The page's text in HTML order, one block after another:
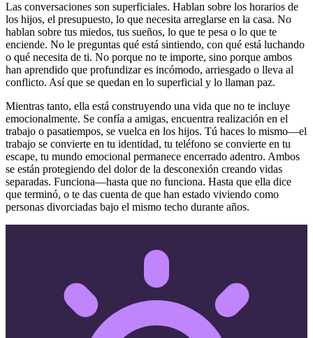
Las conversaciones son superficiales. Hablan sobre los horarios de
los hijos, el presupuesto, lo que necesita arreglarse en la casa. No
hablan sobre tus miedos, tus sueños, lo que te pesa o lo que te
enciende. No le preguntas qué está sintiendo, con qué está luchando
o qué necesita de ti. No porque no te importe, sino porque ambos
han aprendido que profundizar es incómodo, arriesgado o lleva al
conflicto. Así que se quedan en lo superficial y lo llaman paz.
Mientras tanto, ella está construyendo una vida que no te incluye
emocionalmente. Se confía a amigas, encuentra realización en el
trabajo o pasatiempos, se vuelca en los hijos. Tú haces lo mismo—el
trabajo se convierte en tu identidad, tu teléfono se convierte en tu
escape, tu mundo emocional permanece encerrado adentro. Ambos
se están protegiendo del dolor de la desconexión creando vidas
separadas. Funciona—hasta que no funciona. Hasta que ella dice
que terminó, o te das cuenta de que han estado viviendo como
personas divorciadas bajo el mismo techo durante años.